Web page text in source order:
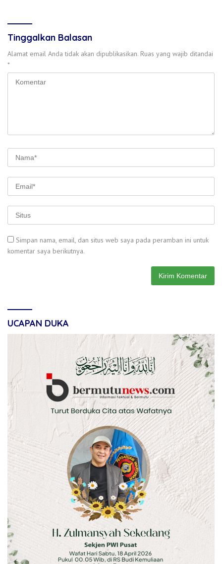
Tinggalkan Balasan
Alamat email Anda tidak akan dipublikasikan. Ruas yang wajib ditandai
*
Simpan nama, email, dan situs web saya pada peramban ini untuk
komentar saya berikutnya.
UCAPAN DUKA